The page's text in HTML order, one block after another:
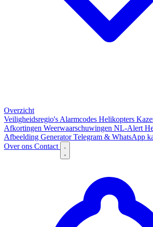
Overzicht
Veiligheidsregio's Alarmcodes Helikopters
Afkortingen Weerwaarschuwingen NL-Alert
Afbeelding GeneratorTelegram & WhatsApp
Over ons Contact